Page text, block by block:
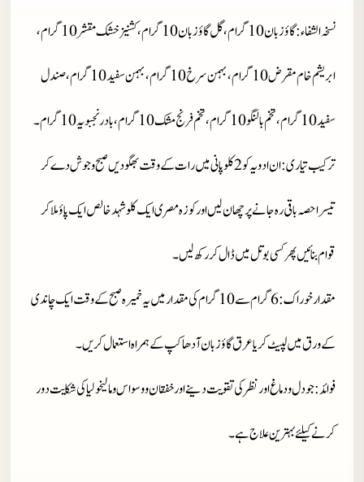
نسخہ الشفاء
: گاؤزبان 10 گرام، گل گاؤزبان10 گرام، کشنیز خشک مقشر10 گرام،
ابریشم خام مقرض 10 گرام، بہمن سرخ 10 گرام، بہمن سفید 10 گرام، صندل
سفید 10 گرام، تخم بالنگو 10 گرام، تخم فرنج مشک 10 گرام، بادرنجبویہ 10 گرام۔
ترکیب تیاری
: ان ادویہ کو 2 کلو پانی میں رات کے وقت بھگو دیں صبح و جوش دے کر
تیسرا حصہ باقی رہ جانےپر چھان لیں اورکوزہ مصری ایک کلو شہد خالص ایک پاؤ ملا کر
قوام بنائیں پھر کسی بوتل میں ڈال کر رکھ لیں۔
مقدارخوراک
: 6 گرام سے 10 گرام کی مقدار میں یہ خمیرہ صبح کے وقت ایک چاندی
کے ورق میں لپیٹ کر یا عرق گاؤزبان آدھا کپ کے ہمراہ استعمال کریں۔
فوائد: جو دل و دماغ اور نظر کی تقویت دینےاور خفقان و وسواس و مالیخولیا کی شکایت دور
کرنے کیلئے بہترین علاج ہے۔